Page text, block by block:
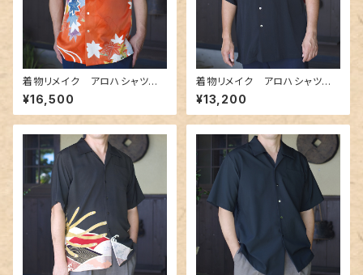
着物リメイク アロハシャツ A
loha-shirts.016
¥16,500
着物リメイク アロハシャツ A
loha-shirts.017
¥13,200